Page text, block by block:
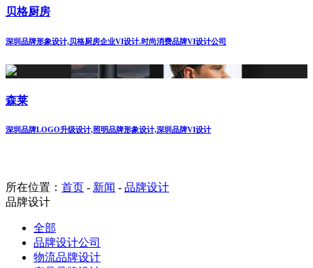
贝格厨房
深圳品牌形象设计,贝格厨房企业VI设计.时尚消费品牌VI设计公司
森莱
深圳品牌LOGO升级设计,照明品牌形象设计,深圳品牌VI设计
所在位置： 首页 - 新闻 - 品牌设计
品牌设计
全部
品牌设计公司
物流品牌设计